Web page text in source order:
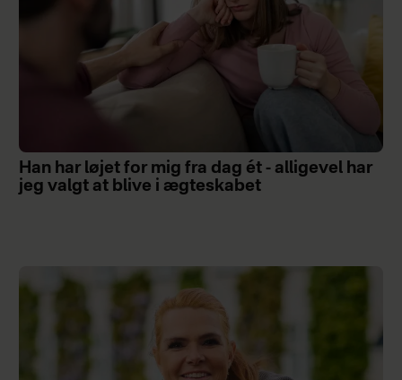
Han har løjet for mig fra dag ét - alligevel har
jeg valgt at blive i ægteskabet